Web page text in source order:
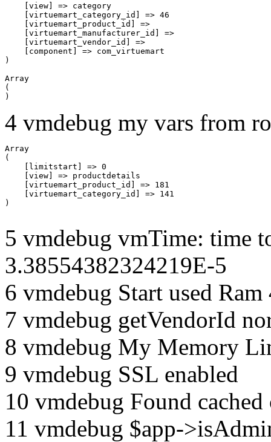
    [view] => category
    [virtuemart_category_id] => 46
    [virtuemart_product_id] =>
    [virtuemart_manufacturer_id] =>
    [virtuemart_vendor_id] =>
    [component] => com_virtuemart
Array
(
4 vmdebug my vars from
Array
(
    [limitstart] => 0
    [view] => productdetails
    [virtuemart_product_id] => 181
    [virtuemart_category_id] => 141
5 vmdebug vmTime: time
3.38554382324219E-5
6 vmdebug Start used
7 vmdebug getVendorId
8 vmdebug My Memory
9 vmdebug SSL enabled
10 vmdebug Found cached
11 vmdebug $app-